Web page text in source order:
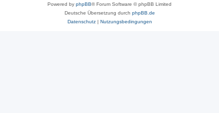
Powered by phpBB® Forum Software © phpBB Limited
Deutsche Übersetzung durch phpBB.de
Datenschutz| Nutzungsbedingungen